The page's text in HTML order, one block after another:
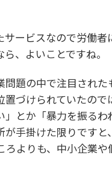
ービスなので労働
、よいことですね。
題の中で注目され
づけられていたので
とか「暴力を振るわ
手掛けた限りです
よりも、中小企業